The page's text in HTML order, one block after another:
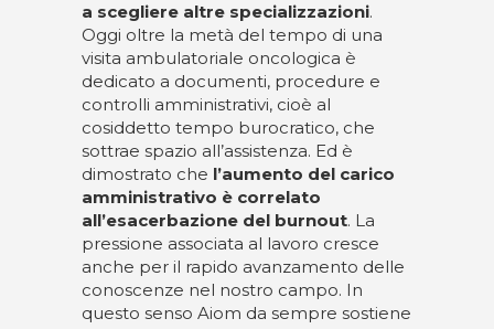
a scegliere altre specializzazioni.
Oggi oltre la metà del tempo di una
visita ambulatoriale oncologica è
dedicato a documenti, procedure e
controlli amministrativi, cioè al
cosiddetto tempo burocratico, che
sottrae spazio all’assistenza. Ed è
dimostrato che l’aumento del carico
amministrativo è correlato
all’esacerbazione del burnout. La
pressione associata al lavoro cresce
anche per il rapido avanzamento delle
conoscenze nel nostro campo. In
questo senso Aiom da sempre sostiene